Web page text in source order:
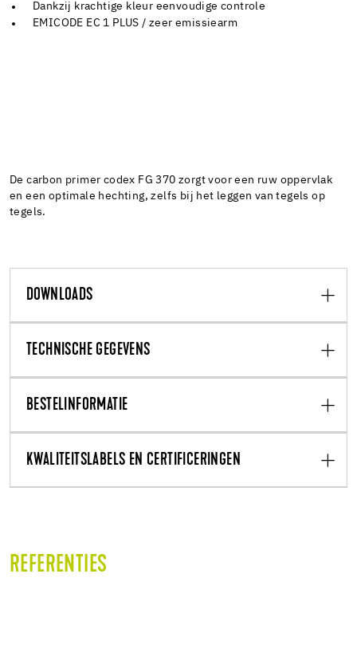
Dankzij krachtige kleur eenvoudige controle
EMICODE EC 1 PLUS / zeer emissiearm
De carbon primer codex FG 370 zorgt voor een ruw oppervlak
en een optimale hechting, zelfs bij het leggen van tegels op
tegels.
DOWNLOADS
TECHNISCHE GEGEVENS
BESTELINFORMATIE
KWALITEITSLABELS EN CERTIFICERINGEN
REFERENTIES